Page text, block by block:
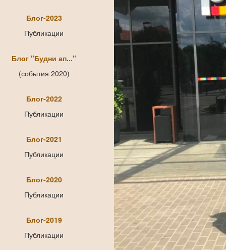
Блог-2023
Публикации
Блог "Будни ап..."
(события 2020)
Блог-2022
Публикации
Блог-2021
Публикации
Блог-2020
Публикации
Блог-2019
Публикации